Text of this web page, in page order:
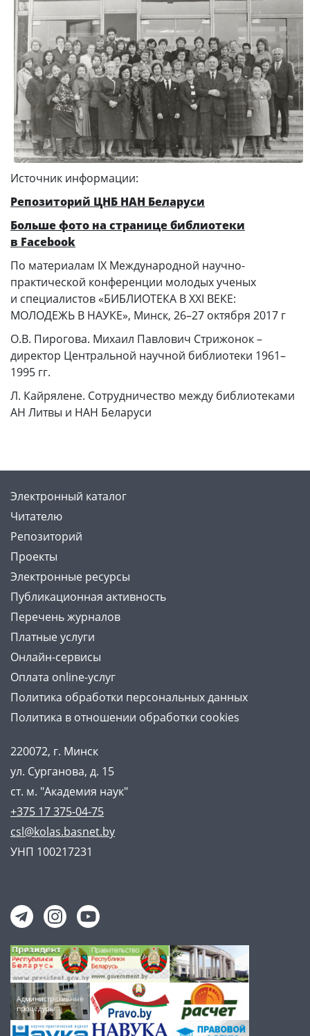
Источник информации:
Репозиторий ЦНБ НАН Беларуси
Больше фото на странице библиотеки
в Facebook
По материалам IX Международной научно-
практической конференции молодых ученых
и специалистов «БИБЛИОТЕКА В XXI ВЕКЕ:
МОЛОДЕЖЬ В НАУКЕ», Минск, 26–27 октября 2017 г
О.В. Пирогова. Михаил Павлович Стрижонок –
директор Центральной научной библиотеки 1961–
1995 гг.
Л. Кайрялене. Сотрудничество между библиотеками
АН Литвы и НАН Беларуси
Электронный каталог
Читателю
Репозиторий
Проекты
Электронные ресурсы
Публикационная активность
Перечень журналов
Платные услуги
Онлайн-сервисы
Оплата online-услуг
Политика обработки персональных данных
Политика в отношении обработки cookies
220072, г. Минск
ул. Сурганова, д. 15
ст. м. "Академия наук"
+375 17 375-04-75
csl@kolas.basnet.by
УНП 100217231